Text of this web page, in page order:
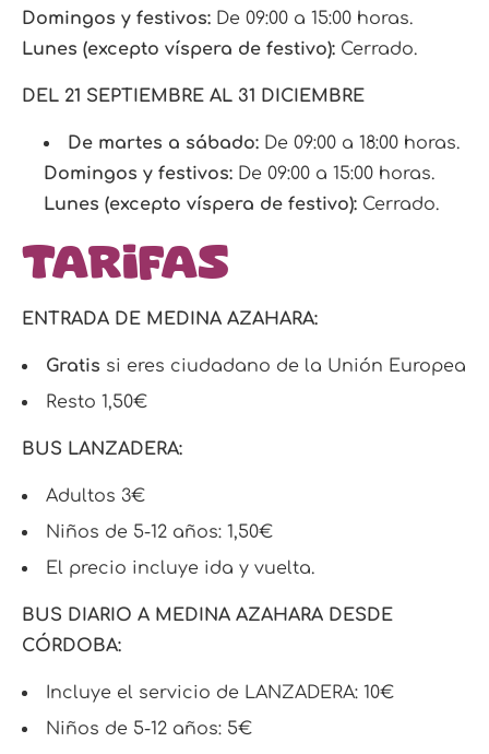
Domingos y festivos: De 09:00 a 15:00 horas.
Lunes (excepto víspera de festivo): Cerrado.
DEL 21 SEPTIEMBRE AL 31 DICIEMBRE
De martes a sábado: De 09:00 a 18:00 horas.
Domingos y festivos: De 09:00 a 15:00 horas.
Lunes (excepto víspera de festivo): Cerrado.
Tarifas
ENTRADA DE MEDINA AZAHARA:
Gratis si eres ciudadano de la Unión Europea
Resto 1,50€
BUS LANZADERA:
Adultos 3€
Niños de 5-12 años: 1,50€
El precio incluye ida y vuelta.
BUS DIARIO A MEDINA AZAHARA DESDE
CÓRDOBA:
Incluye el servicio de LANZADERA: 10€
Niños de 5-12 años: 5€